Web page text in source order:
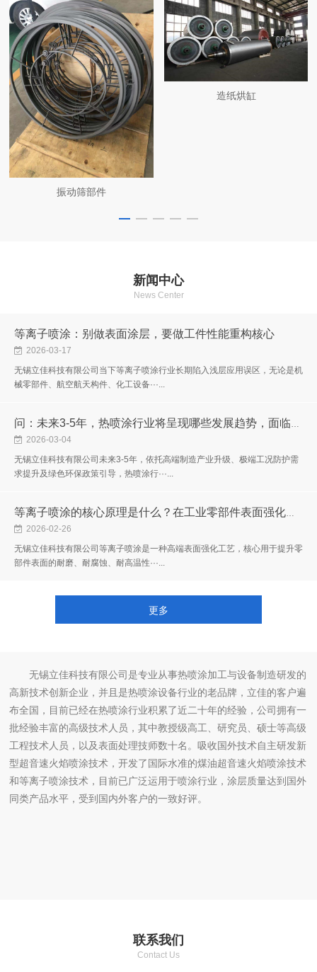
振动筛部件
造纸烘缸
新闻中心
News Center
等离子喷涂：别做表面涂层，要做工件性能重构核心
2026-03-17
无锡立佳科技有限公司当下等离子喷涂行业长期陷入浅层应用误区，无论是机
械零部件、航空航天构件、化工设备···...
问：未来3-5年，热喷涂行业将呈现哪些发展趋势，面临哪些机遇与挑战，整体发展方向如何？
2026-03-04
无锡立佳科技有限公司未来3-5年，依托高端制造产业升级、极端工况防护需
求提升及绿色环保政策引导，热喷涂行···...
等离子喷涂的核心原理是什么？在工业零部件表面强化中，选用与操作时需重点关注哪些要点，才能保障涂层质量、提升零部件使用寿命？
2026-02-26
无锡立佳科技有限公司等离子喷涂是一种高端表面强化工艺，核心用于提升零
部件表面的耐磨、耐腐蚀、耐高温性···...
更多
无锡立佳科技有限公司是专业从事热喷涂加工与设备制造研发的
高新技术创新企业，并且是热喷涂设备行业的老品牌，立佳的客户遍
布全国，目前已经在热喷涂行业积累了近二十年的经验，公司拥有一
批经验丰富的高级技术人员，其中教授级高工、研究员、硕士等高级
工程技术人员，以及表面处理技师数十名。吸收国外技术自主研发新
型超音速火焰喷涂技术，开发了国际水准的煤油超音速火焰喷涂技术
和等离子喷涂技术，目前已广泛运用于喷涂行业，涂层质量达到国外
同类产品水平，受到国内外客户的一致好评。
联系我们
Contact Us